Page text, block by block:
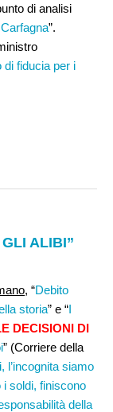
di analisi
”.
di fiducia per i
ALIBI”
, “Debito
storia” e “I
DECISIONI DI
” (Corriere della
l’incognita siamo
i soldi, finiscono
della